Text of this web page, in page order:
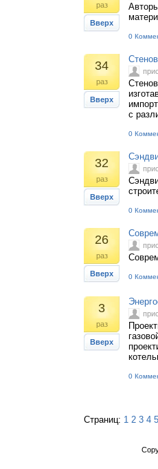
раз
Вверх
0
34
раз
Вверх
с
0
32
раз
Вверх
0
26
раз
Вверх 0
3
раз
Вверх
0
Страниц: 1 2 3 4 5